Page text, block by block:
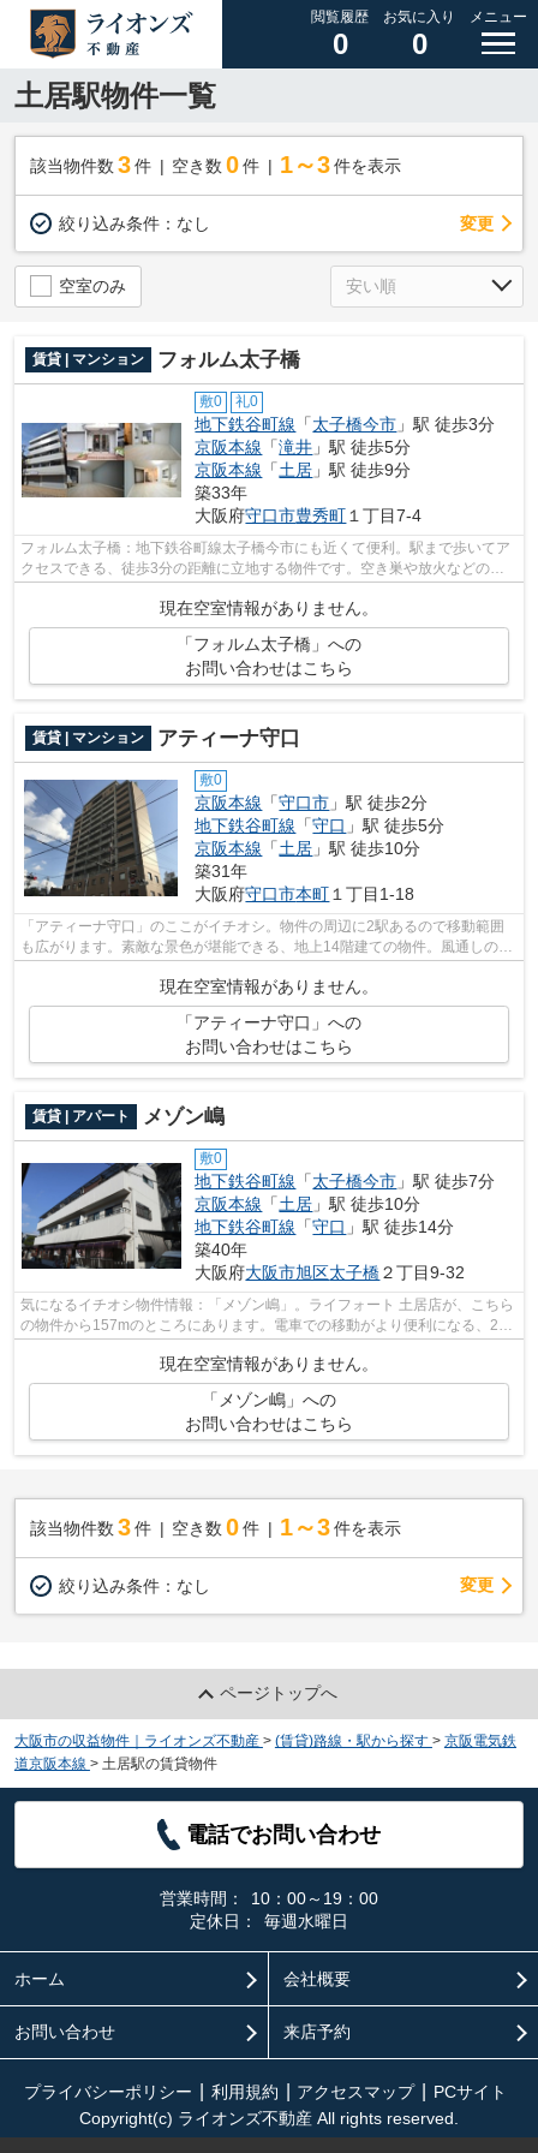
閲覧履歴
0
お気に入り
0
メニュー
土居駅物件一覧
該当物件数 3件 空き数 0 件 1～3 件を表示
絞り込み条件： なし 変更
空室のみ
賃貸 | マンション フォルム太子橋
敷0 礼0
地下鉄谷町線 「太子橋今市 」駅 徒歩3分
京阪本線 「滝井 」駅 徒歩5分
京阪本線 「土居 」駅 徒歩9分
築33年
大阪府守口市豊秀町１丁目7-4
フォルム太子橋：地下鉄谷町線太子橋今市にも近くて便利。駅まで歩いてア
クセスできる、徒歩3分の距離に立地する物件です。空き巣や放火などの防
現在空室情報がありません。
「フォルム太子橋」への
お問い合わせはこちら
賃貸 | マンション アティーナ守口
敷0
京阪本線 「守口市 」駅 徒歩2分
地下鉄谷町線 「守口 」駅 徒歩5分
京阪本線 「土居 」駅 徒歩10分
築31年
大阪府守口市本町 １丁目1-18
「アティーナ守口」のここがイチオシ。物件の周辺に2駅あるので移動範囲
も広がります。素敵な景色が堪能できる、地上14階建ての物件。風通しの良
現在空室情報がありません。
「アティーナ守口」への
お問い合わせはこちら
賃貸 | アパート メゾン嶋
敷0
地下鉄谷町線 「太子橋今市 」駅 徒歩7分
京阪本線 「土居 」駅 徒歩10分
地下鉄谷町線 「守口 」駅 徒歩14分
築40年
大阪府大阪市旭区太子橋２丁目9-32
気になるイチオシ物件情報：「メゾン嶋」。ライフォート 土居店が、こちら
の物件から157mのところにあります。電車での移動がより便利になる、2駅
利用可能なアパートです。高いニーズ...
現在空室情報がありません。
「メゾン嶋」への
お問い合わせはこちら
該当物件数 3件 空き数 0 件 1～3 件を表示
絞り込み条件： なし 変更
ページトップへ
大阪市の収益物件｜ライオンズ不動産 > (賃貸)路線・駅から探す > 京阪電気鉄
道京阪本線 > 土居駅の賃貸物件
電話でお問い合わせ
営業時間：
10：00～19：00
定休日：
毎週水曜日
ホーム 会社概要
お問い合わせ 来店予約
プライバシーポリシー 利用規約 アクセスマップ
PCサイト
Copyright(c) ライオンズ不動産 All rights reserved.